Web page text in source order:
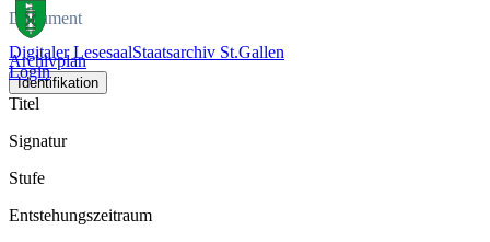
Digitaler LesesaalStaatsarchiv St.Gallen
Login
Dokument
Archivplan
Identifikation
Titel
Signatur
Stufe
Entstehungszeitraum